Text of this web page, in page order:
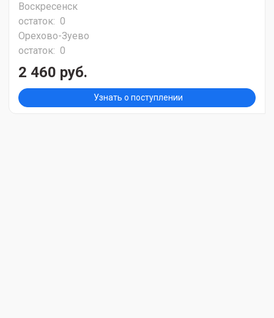
Воскресенск
остаток: 0
Орехово-Зуево
остаток: 0
2 460 руб.
Узнать о поступлении